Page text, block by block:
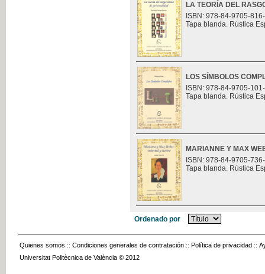
LA TEORÍA DEL
ISBN: 978-84-9705-
Tapa blanda. Rústica
LOS SÍMBOLOS
ISBN: 978-84-9705-
Tapa blanda. Rústica
MARIANNE Y MAX
ISBN: 978-84-9705-
Tapa blanda. Rústica
Ordenado por
Quienes somos :: Condiciones generales de contratación :: Política de privacidad ::
Universitat Politècnica de València © 2012